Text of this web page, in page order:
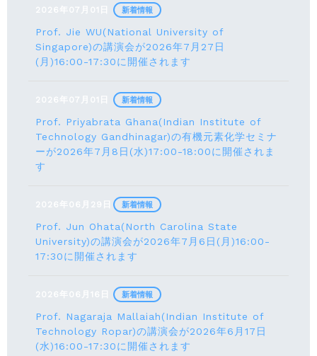
2026年07月01日
Prof. Jie WU(National University of
Singapore)の講演会が2026年7月27日
(月)16:00-17:30に開催されます
新着情報
2026年07月01日
Prof. Priyabrata Ghana(Indian Institute of
Technology Gandhinagar)の有機元素化学セミナ
ーが2026年7月8日(水)17:00-18:00に開催されま
す
新着情報
2026年06月29日
Prof. Jun Ohata(North Carolina State
University)の講演会が2026年7月6日(月)16:00-
17:30に開催されます
新着情報
2026年06月16日
Prof. Nagaraja Mallaiah(Indian Institute of
Technology Ropar)の講演会が2026年6月17⽇
(水)16:00-17:30に開催されます
新着情報